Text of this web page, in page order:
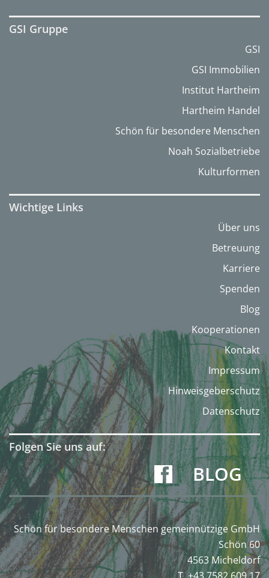
GSI Gruppe
GSI
GSI Immobilien
Institut Hartheim
Hartheim Handel
Schön für besondere Menschen
Noah Sozialbetriebe
Kulturformen
Wichtige Links
Über uns
Betreuung
Karriere
Spenden
Blog
Kooperationen
Kontakt
Impressum
Hinweisgeberschutz
Datenschutz
Folgen Sie uns auf:
BLOG
Schön für besondere Menschen gemeinnützige GmbH
Schön 60
4563 Micheldorf